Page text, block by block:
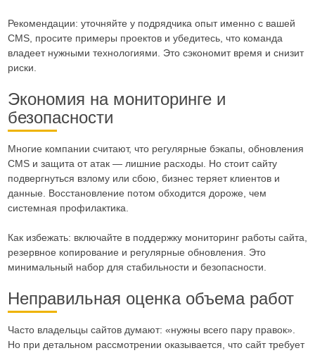
Рекомендации: уточняйте у подрядчика опыт именно с вашей
CMS, просите примеры проектов и убедитесь, что команда
владеет нужными технологиями. Это сэкономит время и снизит
риски.
Экономия на мониторинге и
безопасности
Многие компании считают, что регулярные бэкапы, обновления
CMS и защита от атак — лишние расходы. Но стоит сайту
подвергнуться взлому или сбою, бизнес теряет клиентов и
данные. Восстановление потом обходится дороже, чем
системная профилактика.
Как избежать: включайте в поддержку мониторинг работы сайта,
резервное копирование и регулярные обновления. Это
минимальный набор для стабильности и безопасности.
Неправильная оценка объема работ
Часто владельцы сайтов думают: «нужны всего пару правок».
Но при детальном рассмотрении оказывается, что сайт требует